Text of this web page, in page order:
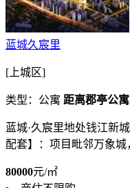
蓝城久宸里
[上城区]
类型：公寓 距离郡亭公
蓝城·久宸里地处钱江新
配套】：项目毗邻万象
80000元/㎡